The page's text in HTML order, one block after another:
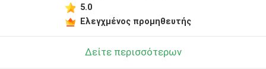
5.0
Ελεγχμένος προμηθευτής
Δείτε περισσότερων